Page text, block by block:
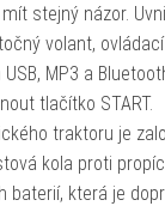
stejný názor.
volant,
MP3 a
tlačítko START.
traktoru je
kola proti
baterií, která je